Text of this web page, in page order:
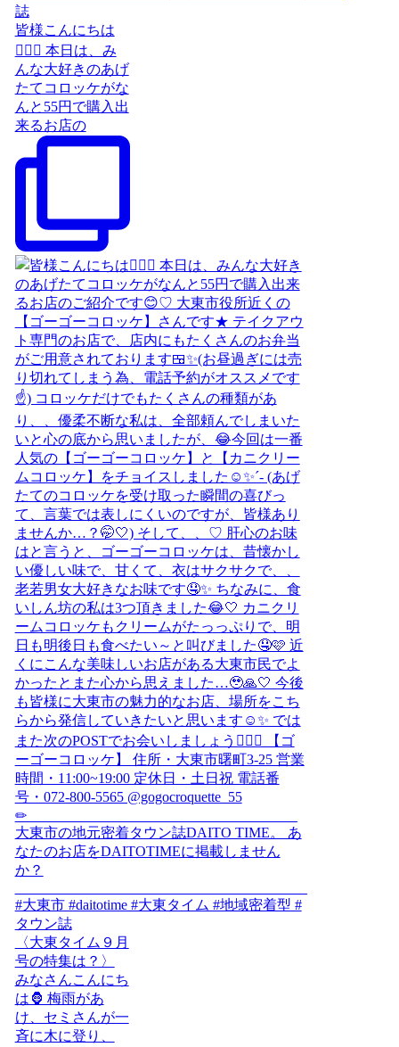
皆様こんにちは
🙋‍♀️✨️ 本日は、み
んな大好きのあげ
たてコロッケがな
んと55円で購入出
来るお店の
〈大東タイム９月
号の特集は？〉
みなさんこんにち
は🦍 梅雨があ
け、セミさんが一
斉に木に登り、